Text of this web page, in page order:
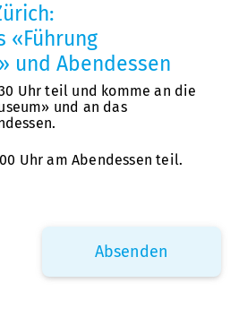
«Führung
und Abendessen
Uhr teil und komme an die
und an das
Uhr am Abendessen teil.